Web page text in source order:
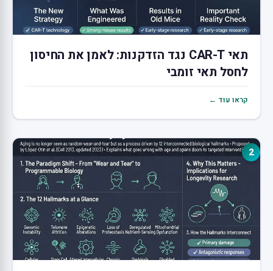
תאי CAR-T נגד הזדקנות: לאמן את החיסון
לחסל תאי זומבי
קראו עוד ←
2